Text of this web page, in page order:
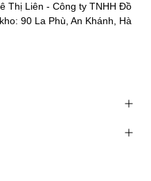
Thị Liên - Công ty TNHH Đồ
90 La Phù, An Khánh, Hà